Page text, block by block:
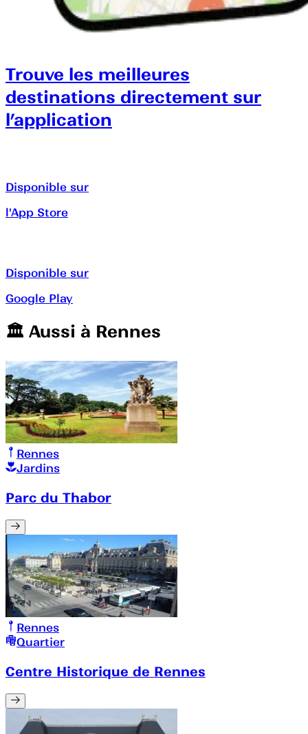
Trouve les meilleures
destinations directement sur
l’application
Disponible sur
l'App Store
Disponible sur
Google Play
🏛️️ Aussi à Rennes
Rennes
Jardins
Parc du Thabor
Rennes
Quartier
Centre Historique de Rennes